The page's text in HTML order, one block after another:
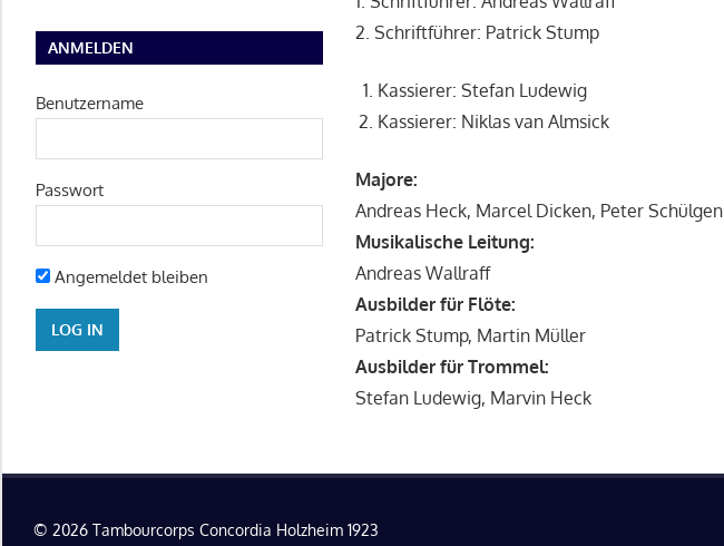
2. Schriftführer: Patrick Stump
Kassierer: Stefan Ludewig
Kassierer: Niklas van Almsick
Majore:
Andreas Heck, Marcel Dicken, Peter Schülgen
Musikalische Leitung:
Andreas Wallraff
Ausbilder für Flöte:
Patrick Stump, Martin Müller
Ausbilder für Trommel:
Stefan Ludewig, Marvin Heck
ANMELDEN
Benutzername
Passwort
Angemeldet bleiben
© 2026 Tambourcorps Concordia Holzheim 1923